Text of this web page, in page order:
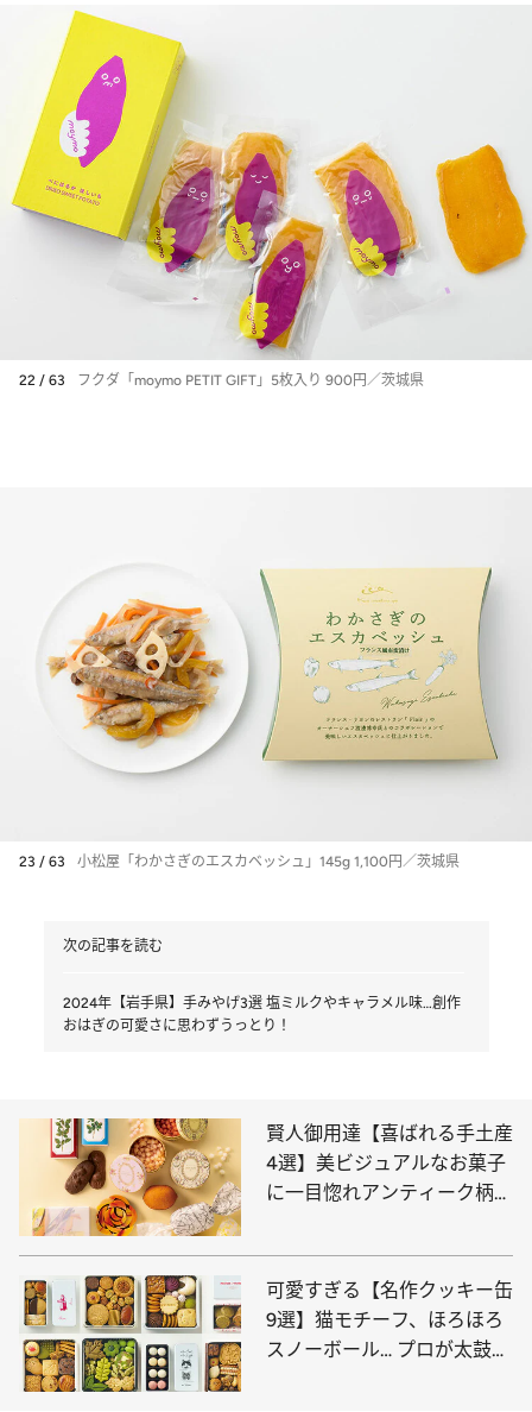
22 / 63 フクダ「moymo PETIT GIFT」5枚入り 900円／茨城県
23 / 63 小松屋「わかさぎのエスカベッシュ」145g 1,100円／茨城県
次の記事を読む
2024年【岩手県】手みやげ3選 塩ミルクやキャラメル味…創作
おはぎの可愛さに思わずうっとり！
賢人御用達【喜ばれる手土産
4選】美ビジュアルなお菓子
に一目惚れアンティーク柄、
可愛すぎる【名作クッキー缶
9選】猫モチーフ、ほろほろ
スノーボール… プロが太鼓判